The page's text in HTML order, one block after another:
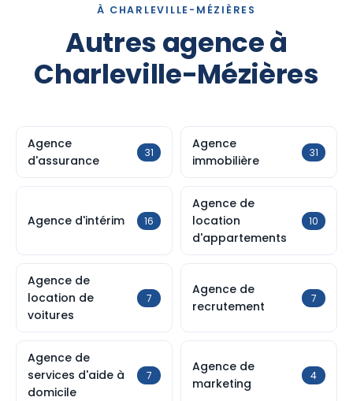
À CHARLEVILLE-MÉZIÈRES
Autres agence à
Charleville-Mézières
Agence
d'assurance
31
Agence
immobilière
31
Agence d'intérim 16
Agence de
location
d'appartements
10
Agence de
location de
voitures
7
Agence de
recrutement
7
Agence de
services d'aide à
domicile
7
Agence de
marketing
4